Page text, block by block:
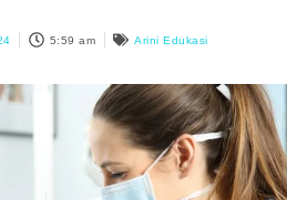
5:59 am Arini Edukasi